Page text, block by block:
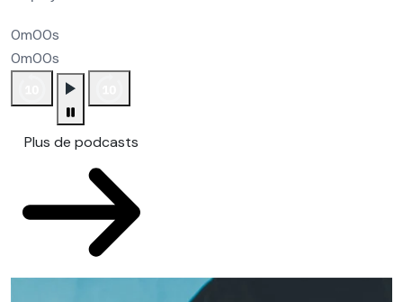
0m00s
0m00s
Plus de podcasts